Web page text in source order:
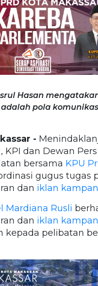
Hasan
pola
-
KPI dan Dewan
bersama KPU
gugus tugas
dan iklan
Mardiana Rusli
dan iklan
kepada pelibatan